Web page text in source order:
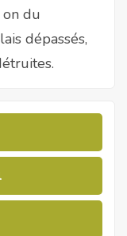
du
dépassés,